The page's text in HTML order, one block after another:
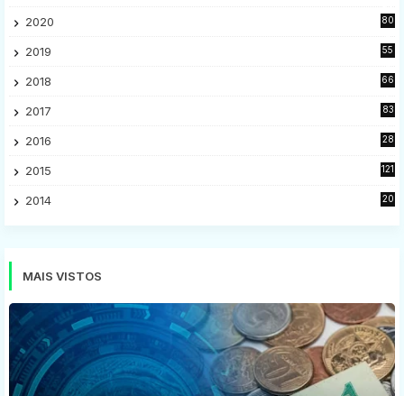
2020
80
2019
55
2018
66
2017
83
2016
28
2015
121
2014
20
MAIS VISTOS